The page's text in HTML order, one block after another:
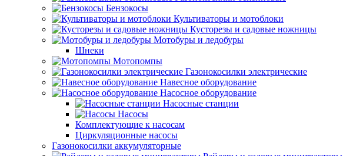
Бензокосы
Культиваторы и мотоблоки
Кусторезы и садовые ножницы
Мотобуры и ледобуры
Шнеки
Мотопомпы
Газонокосилки электрические
Навесное оборудование
Насосное оборудование
Насосные станции
Насосы
Комплектующие к насосам
Циркуляционные насосы
Газонокосилки аккумуляторные